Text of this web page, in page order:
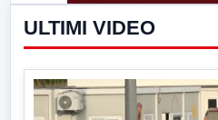
ULTIMI VIDEO